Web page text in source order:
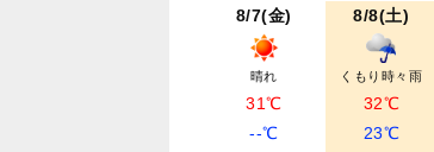
8/7(金)
晴れ
31℃
--℃
8/8(土)
くもり時々雨
32℃
23℃